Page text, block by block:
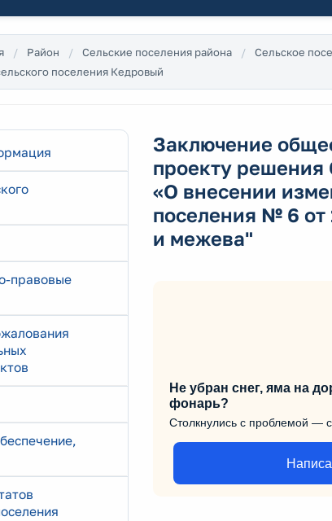
Район Сельские поселения района
Сельское
поселения Кедровый
правовые
Заключение
проекту решения
«О внесении
поселения № 6 от
и межева"
Не убран снег, яма на
фонарь?
Столкнулись с проблемой —